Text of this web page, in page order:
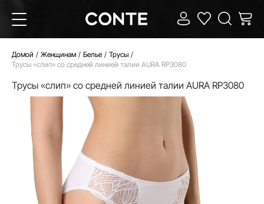
Домой Женщинам Белье
Трусы
Трусы «слип» со средней линией талии AURA RP3080
Трусы «слип» со средней линией талии AURA RP3080